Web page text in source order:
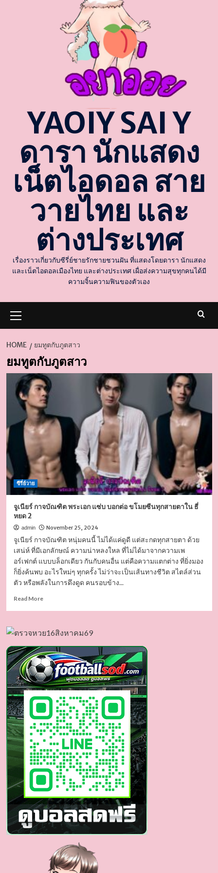
YAOIY SAI Y
ดารา นักแสดง
เน็ตไอดอล สาย
วายไทย และ
ต่างประเทศ
เรื่องราวเกี่ยวกับซีรี่ย์ชายรักชายชวนฝัน ที่แสดงโดยดารา นักแสดง
และเน็ตไอดอลเมืองไทย และต่างประเทศ เผื่อส่งความสุขทุกคนได้มี
ความจิ้นความฟินของตัวเอง
Menu
HOME ยมทูตกับภูตสาว
ยมทูตกับภูตสาว
ซีรี่ย์วาย
จูเนียร์ กาจบัณฑิต พระเอก แซ่บ บอกต่อ ขโมยซีนทุกสายตาใน ธี่
หยด 2
admin November 25, 2024
จูเนียร์ กาจบัณฑิต หนุ่มคนนี้ ไม่ได้แค่ดูดี แต่สะกดทุกสายตา ด้วย
เสน่ห์ ที่มีเอกลักษณ์ ความน่าหลงใหล ที่ไม่ได้มาจากความเพ
อร์เฟกต์ แบบบล็อกเดียว กันกับคนอื่น แต่คือความแตกต่าง ที่ยิ่งมอง
ก็ยิ่งค้นพบ อะไรใหม่ๆ ทุกครั้ง ไม่ว่าจะเป็นเส้นทางชีวิต สไตล์ส่วน
ตัว หรือพลังในการดึงดูด คนรอบข้าง...
Read MoreRead
เนียร์
จบัณฑิต
พระเอก
แซ่บ
บอก
ต่อ
ขโมย
ซีน
ทุก
สายตา
หยด
2